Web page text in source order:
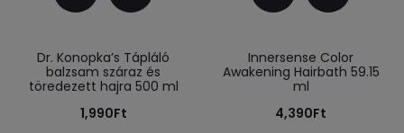
Dr. Konopka’s Tápláló
balzsam száraz és
töredezett hajra 500 ml
1,990Ft
Innersense Color
Awakening Hairbath 59.15
ml
4,390Ft